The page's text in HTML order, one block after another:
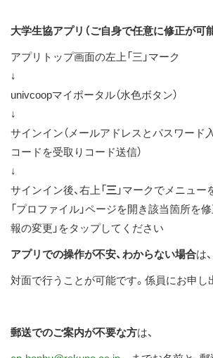
大学生協アプリ（ご自身で任意に修正が可能
アプリトップ画面の左上「三」マーク
↓
univcoopマイポータル（水色ボタン）
↓
サインイン（メールアドレスとパスワード
コードを受取りコード送信）
↓
サインイン後、右上「三」マークでメニュー
「プロファイル」ページを開き該当箇所を
報の変更」をタップしてください
アプリでの操作が不安、わからない場合は、
対面で行うことが可能です。係員にお申し
郵送でのご案内が不要な方は、